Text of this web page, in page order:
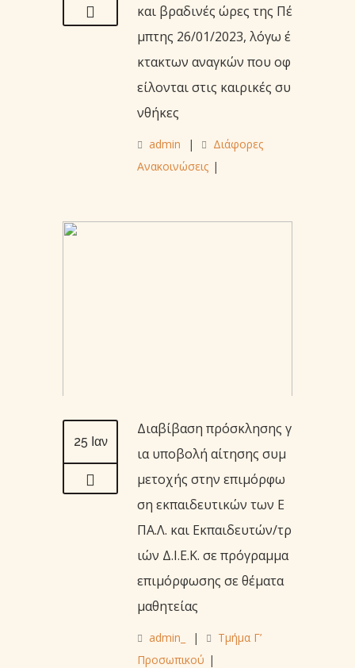
και βραδινές ώρες της Πέ
μπτης 26/01/2023, λόγω έ
κτακτων αναγκών που οφ
είλονται στις καιρικές συ
νθήκες
admin |
Διάφορες
Ανακοινώσεις |
25 Ιαν
Διαβίβαση πρόσκλησης γ
ια υποβολή αίτησης συμ
μετοχής στην επιμόρφω
ση εκπαιδευτικών των Ε
ΠΑ.Λ. και Εκπαιδευτών/τρ
ιών Δ.Ι.Ε.Κ. σε πρόγραμμα
επιμόρφωσης σε θέματα
μαθητείας
admin_ |
Τμήμα Γ’
Προσωπικού |